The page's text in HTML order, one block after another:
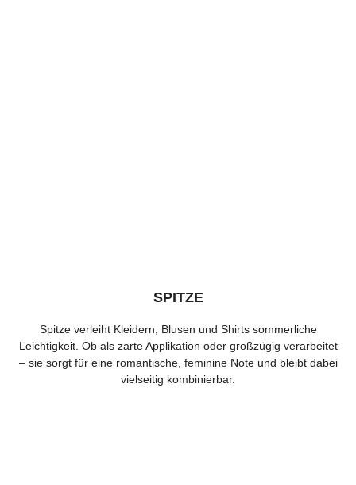
SPITZE
Spitze verleiht Kleidern, Blusen und Shirts sommerliche
Leichtigkeit. Ob als zarte Applikation oder großzügig verarbeitet
– sie sorgt für eine romantische, feminine Note und bleibt dabei
vielseitig kombinierbar.